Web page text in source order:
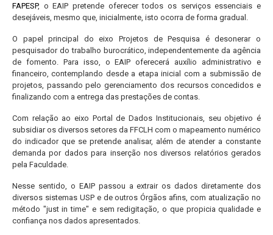
FAPESP, o EAIP pretende oferecer todos os serviços essenciais e
desejáveis, mesmo que, inicialmente, isto ocorra de forma gradual.
O papel principal do eixo Projetos de Pesquisa é desonerar o
pesquisador do trabalho burocrático, independentemente da agência
de fomento. Para isso, o EAIP oferecerá auxílio administrativo e
financeiro, contemplando desde a etapa inicial com a submissão de
projetos, passando pelo gerenciamento dos recursos concedidos e
finalizando com a entrega das prestações de contas.
Com relação ao eixo Portal de Dados Institucionais, seu objetivo é
subsidiar os diversos setores da FFCLH com o mapeamento numérico
do indicador que se pretende analisar, além de atender a constante
demanda por dados para inserção nos diversos relatórios gerados
pela Faculdade.
Nesse sentido, o EAIP passou a extrair os dados diretamente dos
diversos sistemas USP e de outros Órgãos afins, com atualização no
método "just in time" e sem redigitação, o que propicia qualidade e
confiança nos dados apresentados.